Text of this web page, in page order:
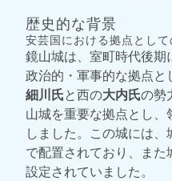
歴史的な背景
安芸国における拠点として
鏡山城は、室町時代後
政治的・軍事的な拠点
細川氏と西の大内氏の勢
山城を重要な拠点とし
しました。この城には
で配置されており、ま
設定されていました。